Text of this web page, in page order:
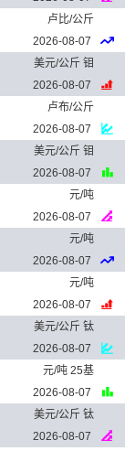
卢比/公斤
2026-08-07
美元/公斤 钼
2026-08-07
卢布/公斤
2026-08-07
美元/公斤 钼
2026-08-07
元/吨
2026-08-07
元/吨
2026-08-07
元/吨
2026-08-07
美元/公斤 钛
2026-08-07
元/吨 25基
2026-08-07
美元/公斤 钛
2026-08-07